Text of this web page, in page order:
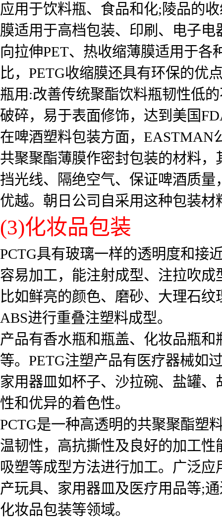
应用于饮料瓶、食品和化;陵品的
膜适用于高档包装、印刷、电子
向拉伸PET、热收缩薄膜适用于各
比，PETG收缩膜还具有环保的优
瓶用:改善传统聚酯饮料瓶韧性低
破碎，易于表面修饰，达到美国
在啤酒塑料包装方面，EASTMAN
共聚聚酯薄膜作密封包装的材料
挡光线、隔绝空气、保证啤酒质
优越。朝日公司自采用这种包装材
(3)化妆品包装
PCTG具有玻璃一样的透明度和接
容易加工，能注射成型、注拉吹
比如鲜亮的颜色、磨砂、大理石
ABS进行重叠注塑料成型。
产品有香水瓶和瓶盖、化妆品瓶
等。PETG注塑产品有医疗器械如
家用器皿如杯子、沙拉碗、盐罐
性和优异的着色性。
PCTG是一种高透明的共聚聚酯塑
温韧性，高抗撕性及良好的加工
吸塑等成型方法进行加工。广泛
产玩具、家用器皿及医疗用品等;
化妆品包装等领域。